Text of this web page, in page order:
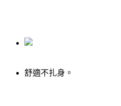
舒適不扎身。